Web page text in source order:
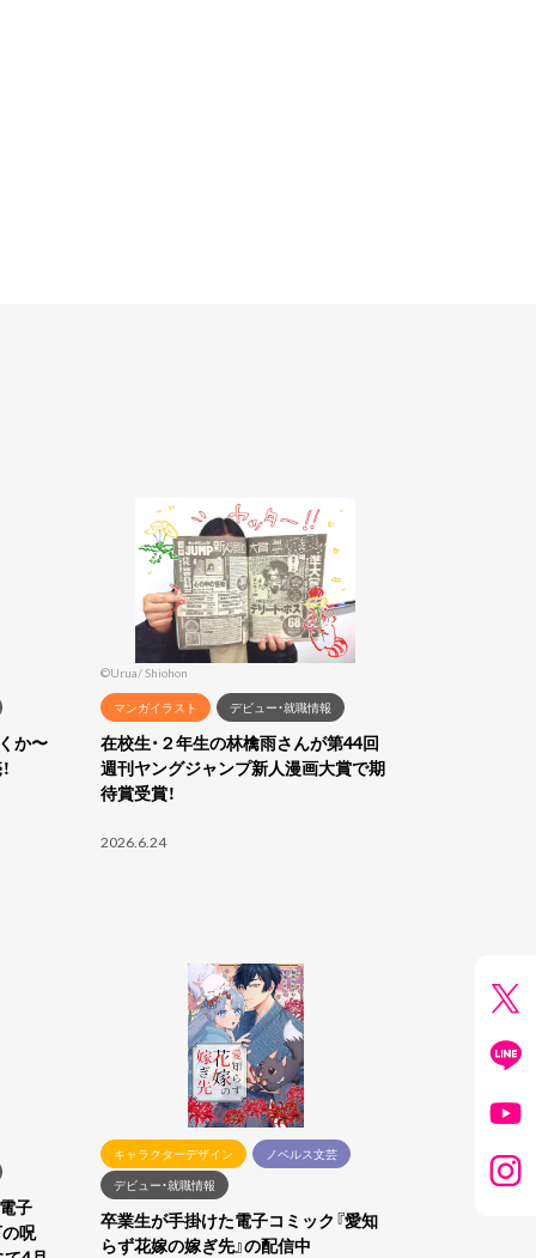
か〜
©Urua/ Shiohon
マンガイラスト
デビュー・就職情報
在校生・２年生の林檎雨さんが第44回
週刊ヤングジャンプ新人漫画大賞で期
待賞受賞！
2026.6.24
子
呪
キャラクターデザイン
ノベルス文芸
デビュー・就職情報
卒業生が手掛けた電子コミック『愛知
らず花嫁の嫁ぎ先』の配信中